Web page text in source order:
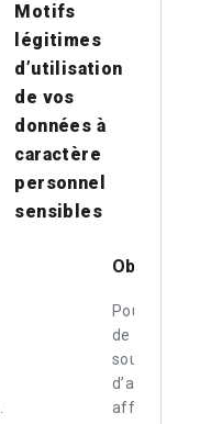
Motifs
légitimes
d’utilisation
de vos
données à
caractère
personnel
sensibles
Objet du
Pour la
de votre
afférentes.